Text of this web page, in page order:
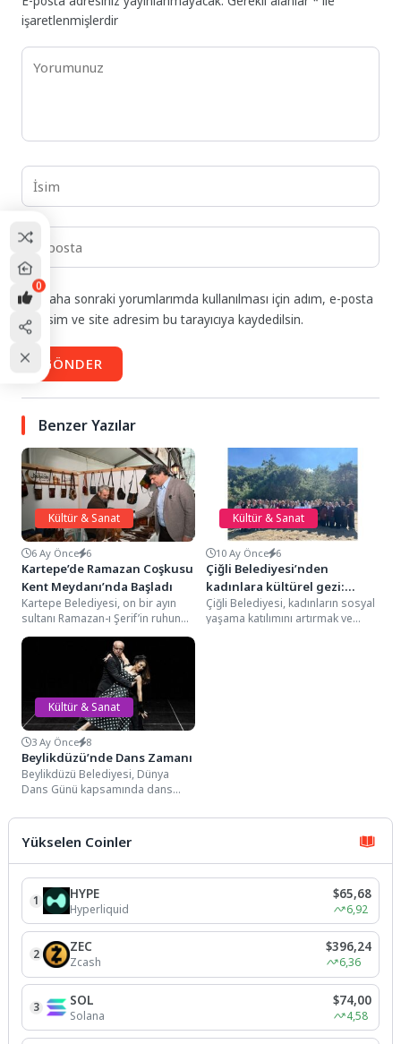
işaretlenmişlerdir
Daha sonraki yorumlarımda kullanılması için adım, e-posta
adresim ve site adresim bu tarayıcıya kaydedilsin.
GÖNDER
Benzer Yazılar
Kültür & Sanat
6 Ay Önce 6
Kartepe’de Ramazan Coşkusu
Kent Meydanı’nda Başladı
Kartepe Belediyesi, on bir ayın
sultanı Ramazan-ı Şerif’in ruhuna
uygun, birlik ve beraberliği
pekiştiren dolu...
Kültür & Sanat
10 Ay Önce 6
Çiğli Belediyesi’nden
kadınlara kültürel gezi:
Nazarköy’ün büyülü
atmosferine yolculuk
Çiğli Belediyesi, kadınların sosyal
yaşama katılımını artırmak ve
Kültür & Sanat
3 Ay Önce 8
Beylikdüzü’nde Dans Zamanı
Beylikdüzü Belediyesi, Dünya
Dans Günü kapsamında dans
Beylikdüzü Atatürk Kültür ve...
Yükselen Coinler
1 HYPE
Hyperliquid
$65,68
6,92
2 ZEC
Zcash
$396,24
6,36
3 SOL
Solana
$74,00
4,58
0